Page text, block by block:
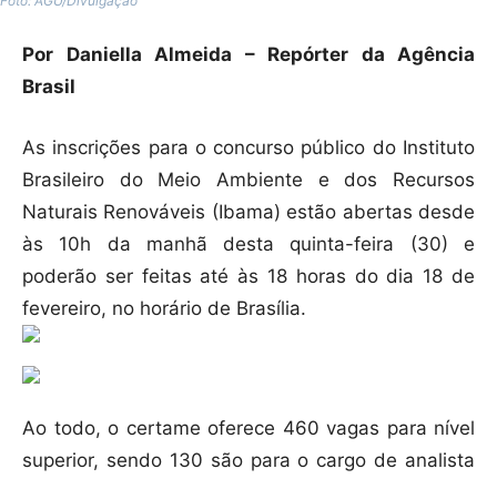
Por Daniella Almeida – Repórter da Agência
Brasil
As inscrições para o concurso público do Instituto
Brasileiro do Meio Ambiente e dos Recursos
Naturais Renováveis (Ibama) estão abertas desde
às 10h da manhã desta quinta-feira (30) e
poderão ser feitas até às 18 horas do dia 18 de
fevereiro, no horário de Brasília.
Ao todo, o certame oferece 460 vagas para nível
superior, sendo 130 são para o cargo de analista